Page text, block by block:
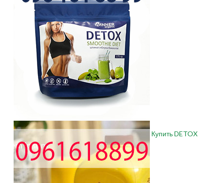
Купить DETOX